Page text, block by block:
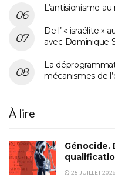
L’antisionisme
De l’ « israélite »
avec Dominique
La
mécanismes de
À lire
Génocide.
28 JUILLET 2026